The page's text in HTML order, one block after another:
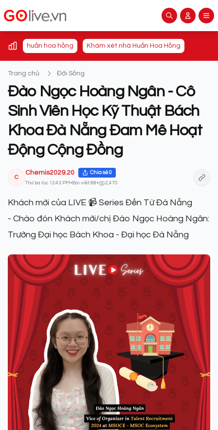
huấn hoa hồng Khám xét nhà Huấn Hoa Hồng
Trang chủ Đời Sống
Đào Ngọc Hoàng Ngân - Cô
Sinh Viên Học Kỹ Thuật Bách
Khoa Đà Nẵng Đam Mê Hoạt
Động Cộng Đồng
C
Chemis2029.20 Chia sẻ0
Thứ ba lúc 12:43 PM • Bài viết: 88 • 2,470
Khách mời của LIVE 📹 Series Đến Từ Đà Nẵng
- Chào đón Khách mời/chị Đào Ngọc Hoàng Ngân:
Trường Đại học Bách Khoa - Đại học Đà Nẵng